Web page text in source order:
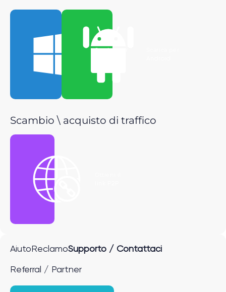
Scarica per
Scambio \ acquisto di traffico
Aiuto ReclamoSupporto / Contattaci
Referral / Partner